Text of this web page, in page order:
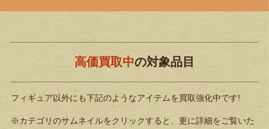
高価買取中の対象品目
フィギュア以外にも下記のようなアイテムを買取強化中です!
※カテゴリのサムネイルをクリックすると、更に詳細をご覧いた